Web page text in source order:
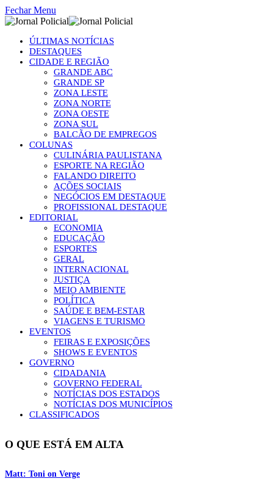
Fechar Menu
ÚLTIMAS NOTÍCIAS
DESTAQUES
CIDADE E REGIÃO
GRANDE ABC
GRANDE SP
ZONA LESTE
ZONA NORTE
ZONA OESTE
ZONA SUL
BALCÃO DE EMPREGOS
COLUNAS
CULINÁRIA PAULISTANA
ESPORTE NA REGIÃO
FALANDO DIREITO
AÇÕES SOCIAIS
NEGÓCIOS EM DESTAQUE
PROFISSIONAL DESTAQUE
EDITORIAL
ECONOMIA
EDUCAÇÃO
ESPORTES
GERAL
INTERNACIONAL
JUSTIÇA
MEIO AMBIENTE
POLÍTICA
SAÚDE E BEM-ESTAR
VIAGENS E TURISMO
EVENTOS
FEIRAS E EXPOSIÇÕES
SHOWS E EVENTOS
GOVERNO
CIDADANIA
GOVERNO FEDERAL
NOTÍCIAS DOS ESTADOS
NOTÍCIAS DOS MUNICÍPIOS
CLASSIFICADOS
O QUE ESTÁ EM ALTA
Matt: Toni on Verge